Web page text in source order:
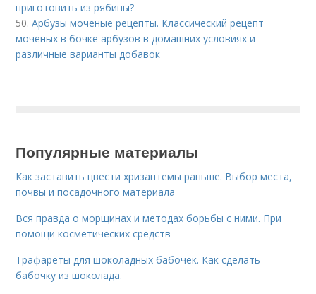
приготовить из рябины?
50.Арбузы моченые рецепты. Классический рецепт
моченых в бочке арбузов в домашних условиях и
различные варианты добавок
Популярные материалы
Как заставить цвести хризантемы раньше. Выбор места,
почвы и посадочного материала
Вся правда о морщинах и методах борьбы с ними. При
помощи косметических средств
Трафареты для шоколадных бабочек. Как сделать
бабочку из шоколада.